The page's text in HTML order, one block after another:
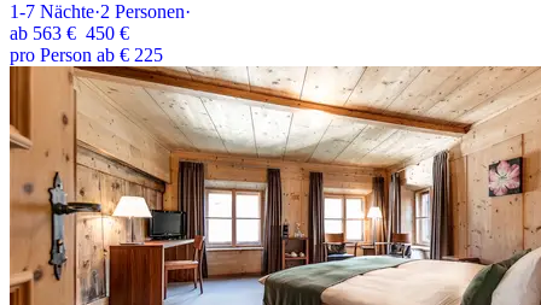
1-7 Nächte·2 Personen·
ab 563 € 450 €
pro Person ab € 225